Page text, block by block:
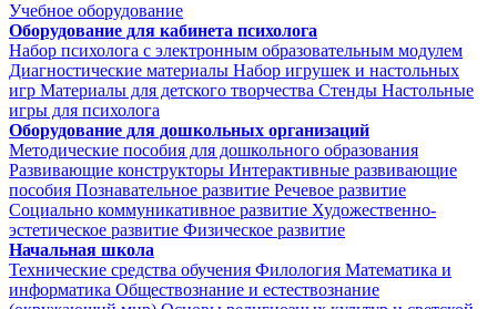
Учебное оборудование
Оборудование для кабинета психолога
Набор психолога с электронным образовательным модулем
Диагностические материалы Набор игрушек и настольных
игр Материалы для детского творчества Стенды Настольные
игры для психолога
Оборудование для дошкольных организаций
Методические пособия для дошкольного образования
Развивающие конструкторы Интерактивные развивающие
пособия Познавательное развитие Речевое развитие
Социально коммуникативное развитие Художественно-
эстетическое развитие Физическое развитие
Начальная школа
Технические средства обучения Филология Математика и
информатика Обществознание и естествознание